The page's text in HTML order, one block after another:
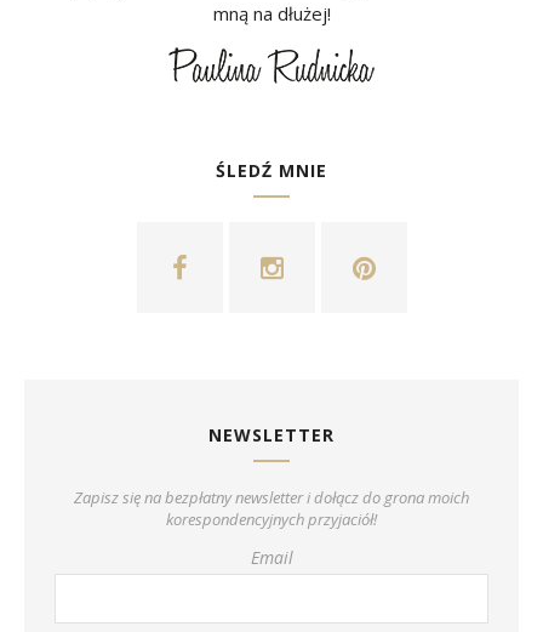
mną na dłużej!
ŚLEDŹ MNIE
NEWSLETTER
Zapisz się na bezpłatny newsletter i dołącz do grona moich
korespondencyjnych przyjaciół!
Email